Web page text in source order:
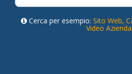
Cerca per esempio: Sito Web,
Video